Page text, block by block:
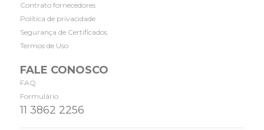
Contrato fornecedores
Política de privacidade
Segurança de Certificados
Termos de Uso
FALE CONOSCO
FAQ
Formulário
11 3862 2256